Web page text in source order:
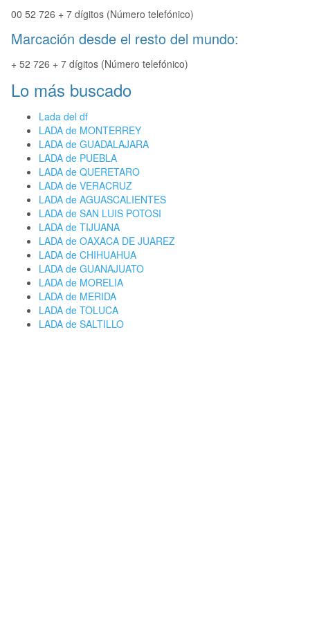
00 52 726 + 7 dígitos (Número telefónico)
Marcación desde el resto del mundo:
+ 52 726 + 7 dígitos (Número telefónico)
Lo más buscado
Lada del df
LADA de MONTERREY
LADA de GUADALAJARA
LADA de PUEBLA
LADA de QUERETARO
LADA de VERACRUZ
LADA de AGUASCALIENTES
LADA de SAN LUIS POTOSI
LADA de TIJUANA
LADA de OAXACA DE JUAREZ
LADA de CHIHUAHUA
LADA de GUANAJUATO
LADA de MORELIA
LADA de MERIDA
LADA de TOLUCA
LADA de SALTILLO